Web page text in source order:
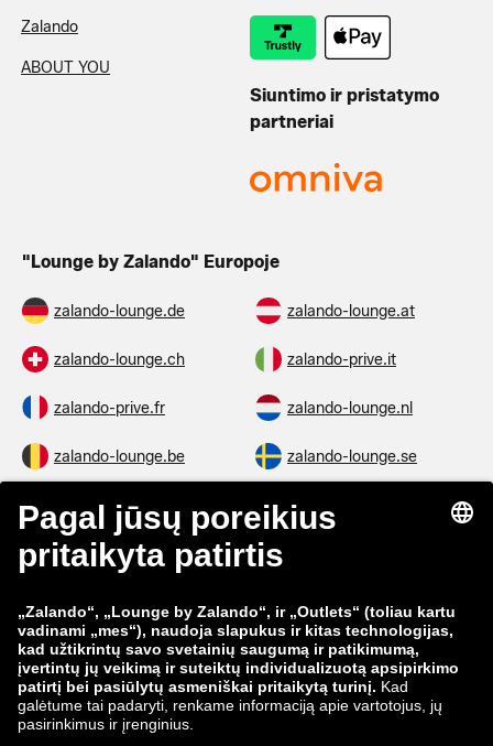
Zalando
ABOUT YOU
Siuntimo ir pristatymo
partneriai
"Lounge by Zalando" Europoje
zalando-lounge.de zalando-lounge.at
zalando-lounge.ch zalando-prive.it
zalando-prive.fr zalando-lounge.nl
zalando-lounge.be zalando-lounge.se
zalando-lounge.fi zalando-lounge.dk
zalando-lounge.co.uk
zalando-prive.es zalando-lounge.cz
zalando-lounge.lt zalando-lounge.sk
zalando-lounge.ro zalando-lounge.hr